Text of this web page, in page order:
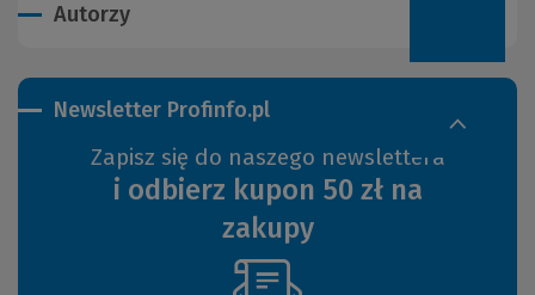
Autorzy
Newsletter Profinfo.pl
Zapisz się do naszego newslettera
i odbierz kupon 50 zł na
zakupy